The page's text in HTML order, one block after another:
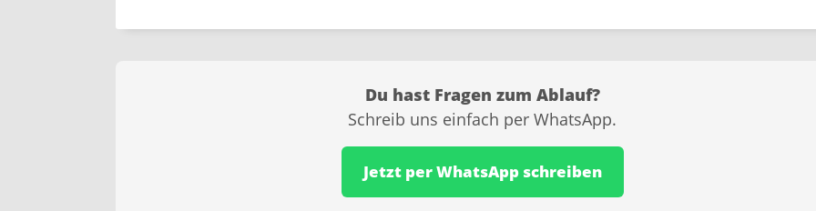
Du hast Fragen zum Ablauf?
Schreib uns einfach per WhatsApp.
Jetzt per WhatsApp schreiben